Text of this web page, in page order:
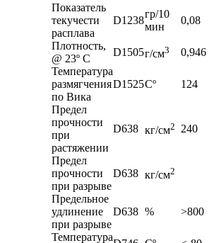
Показатель
текучести
расплава
D1238
гр/10
мин
0,08
Плотность,
@ 23º C
D1505г/см3 0,946
Температура
размягчения
по Вика
D1525Сº 124
Предел
прочности
при
растяжении
D638 кг/см2 240
Предел
прочности
при разрыве
D638 кг/см2
Предельное
удлинение
при разрыве
D638 % >800
Температура